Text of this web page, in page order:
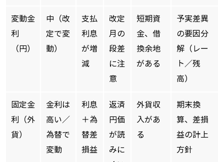
変動金
利
（円）
中（改
定で変
動）
支払
利息
が増
減
改定
月の
段差
に注
意
短期資
金、借
換余地
がある
予実差異
の要因分
解（レー
ト／残
高）
固定金
利（外
貨）
金利は
高い／
為替で
変動
利息
＋為
替差
損益
返済
円価
が読
みに
外貨収
入があ
る
期末換
算、差損
益の計上
方針